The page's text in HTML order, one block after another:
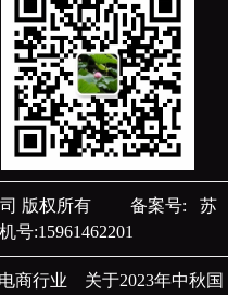
版权所有 备案号: 苏
:15961462201
电商行业 关于2023年中秋国